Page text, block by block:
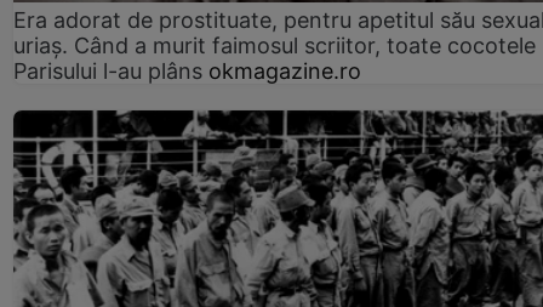
Era adorat de prostituate, pentru apetitul său
uriaș. Când a murit faimosul scriitor, toate cocotele
Parisului l-au plâns okmagazine.ro